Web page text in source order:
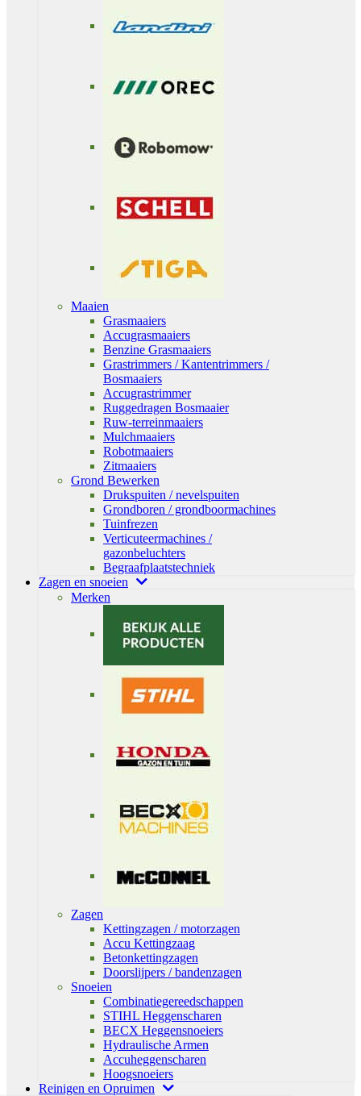
Maaien
Grasmaaiers
Accugrasmaaiers
Benzine Grasmaaiers
Grastrimmers / Kantentrimmers /
Bosmaaiers
Accugrastrimmer
Ruggedragen Bosmaaier
Ruw-terreinmaaiers
Mulchmaaiers
Robotmaaiers
Zitmaaiers
Grond Bewerken
Drukspuiten / nevelspuiten
Grondboren / grondboormachines
Tuinfrezen
Verticuteermachines /
gazonbeluchters
Begraafplaatstechniek
Zagen en snoeien
Merken
Zagen
Kettingzagen / motorzagen
Accu Kettingzaag
Betonkettingzagen
Doorslijpers / bandenzagen
Snoeien
Combinatiegereedschappen
STIHL Heggenscharen
BECX Heggensnoeiers
Hydraulische Armen
Accuheggenscharen
Hoogsnoeiers
Reinigen en Opruimen